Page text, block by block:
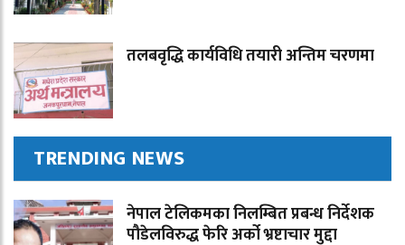
तलबवृद्धि कार्यविधि तयारी अन्तिम चरणमा
TRENDING NEWS
नेपाल टेलिकमका निलम्बित प्रबन्ध निर्देशक
पौडेलविरुद्ध फेरि अर्को भ्रष्टाचार मुद्दा